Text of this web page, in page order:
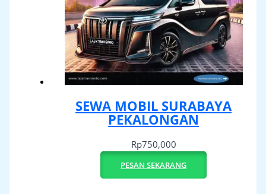
SEWA MOBIL SURABAYA
PEKALONGAN
Rp750,000
PESAN SEKARANG